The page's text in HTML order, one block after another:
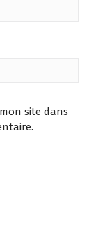
site dans